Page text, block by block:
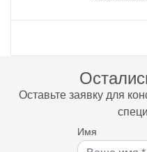
Оставьте заявку для
Имя